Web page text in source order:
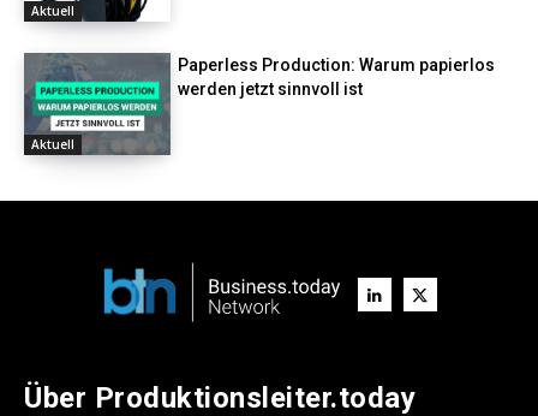
Aktuell
Aktuell
Paperless Production: Warum papierlos
werden jetzt sinnvoll ist
Über Produktionsleiter.today